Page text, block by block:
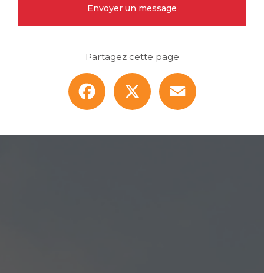
Envoyer un message
Partagez cette page
Facebook